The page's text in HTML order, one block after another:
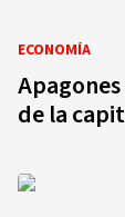
ECONOMÍA
de la